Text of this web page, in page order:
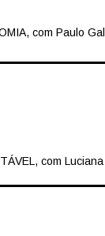
com Paulo
com